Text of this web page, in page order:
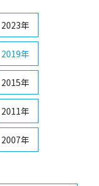
2023年
2019年
2015年
2011年
2007年